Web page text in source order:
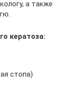
а также
кератоза:
стопа)